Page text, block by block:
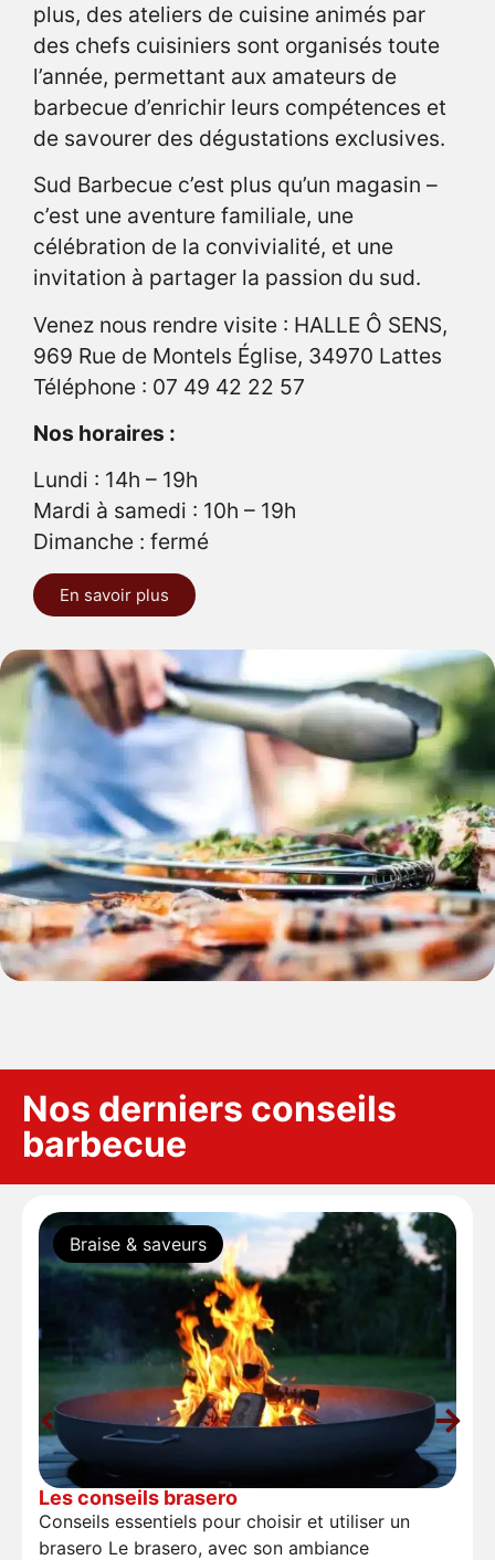
plus, des ateliers de cuisine animés par
des chefs cuisiniers sont organisés toute
l’année, permettant aux amateurs de
barbecue d’enrichir leurs compétences et
de savourer des dégustations exclusives.
Sud Barbecue c’est plus qu’un magasin –
c’est une aventure familiale, une
célébration de la convivialité, et une
invitation à partager la passion du sud.
Venez nous rendre visite : HALLE Ô SENS,
969 Rue de Montels Église, 34970 Lattes
Téléphone : 07 49 42 22 57
Nos horaires :
Lundi : 14h – 19h
Mardi à samedi : 10h – 19h
Dimanche : fermé
En savoir plus
Nos derniers conseils
barbecue
Braise & saveurs
Les conseils brasero
Conseils essentiels pour choisir et utiliser un
brasero Le brasero, avec son ambiance